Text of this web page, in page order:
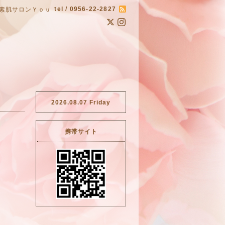
肌サロンＹｏｕ tel / 0956-22-2827
2026.08.07 Friday
携帯サイト